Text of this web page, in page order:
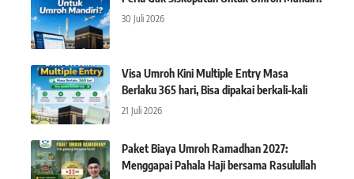
30 Juli 2026
Visa Umroh Kini Multiple Entry Masa
Berlaku 365 hari, Bisa dipakai berkali-kali
21 Juli 2026
Paket Biaya Umroh Ramadhan 2027:
Menggapai Pahala Haji bersama Rasulullah